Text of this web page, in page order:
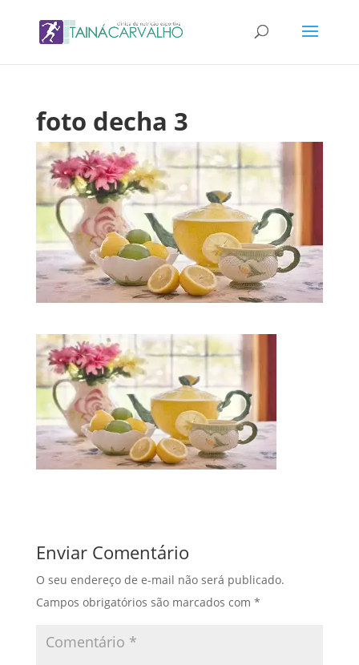
foto decha 3
Enviar Comentário
O seu endereço de e-mail não será publicado.
Campos obrigatórios são marcados com *